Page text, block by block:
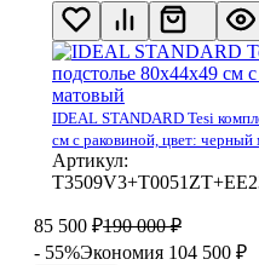
IDEAL STANDARD Tesi
см с раковиной, цвет: черный
Артикул:
85 500 ₽190 000 ₽
- 55%Экономия 104 500 ₽